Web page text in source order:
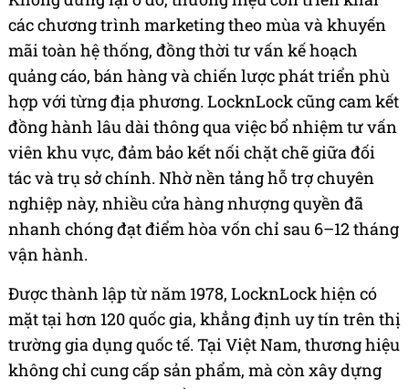
các chương trình marketing theo mùa và khuyến
mãi toàn hệ thống, đồng thời tư vấn kế hoạch
quảng cáo, bán hàng và chiến lược phát triển phù
hợp với từng địa phương. LocknLock cũng cam kết
đồng hành lâu dài thông qua việc bổ nhiệm tư vấn
viên khu vực, đảm bảo kết nối chặt chẽ giữa đối
tác và trụ sở chính. Nhờ nền tảng hỗ trợ chuyên
nghiệp này, nhiều cửa hàng nhượng quyền đã
nhanh chóng đạt điểm hòa vốn chỉ sau 6–12 tháng
vận hành.
Được thành lập từ năm 1978, LocknLock hiện có
mặt tại hơn 120 quốc gia, khẳng định uy tín trên thị
trường gia dụng quốc tế. Tại Việt Nam, thương hiệu
không chỉ cung cấp sản phẩm, mà còn xây dựng